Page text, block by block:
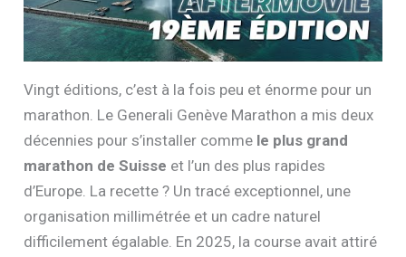
Vingt éditions, c’est à la fois peu et énorme pour un
marathon. Le Generali Genève Marathon a mis deux
décennies pour s’installer comme le plus grand
marathon de Suisse et l’un des plus rapides
d’Europe. La recette ? Un tracé exceptionnel, une
organisation millimétrée et un cadre naturel
difficilement égalable. En 2025, la course avait attiré